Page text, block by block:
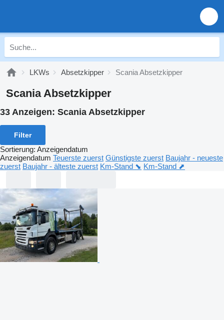
LKWs Absetzkipper Scania Absetzkipper
Scania Absetzkipper
33 Anzeigen: Scania Absetzkipper
Filter
Sortierung: Anzeigendatum
Anzeigendatum Teuerste zuerst Günstigste zuerst Baujahr - neueste
zuerst Baujahr - älteste zuerst Km-Stand ⬊ Km-Stand ⬈